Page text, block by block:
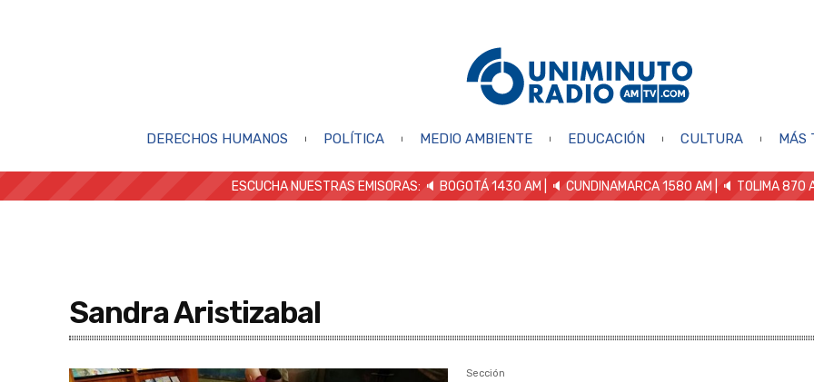
DERECHOS HUMANOS POLÍTICA MEDIO AMBIENTE EDUCACIÓN CULTURA MÁS
ESCUCHA NUESTRAS EMISORAS: 🔈 BOGOTÁ 1430 AM | 🔈 CUNDINAMARCA 1580 AM | 🔈 TOLIMA 870
Sandra Aristizabal
Sección